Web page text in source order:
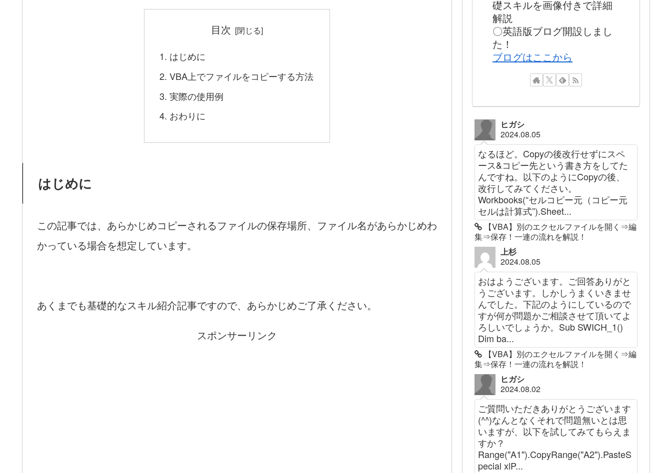
目次
はじめに
VBA上でファイルをコピーする方法
実際の使用例
おわりに
はじめに
この記事では、あらかじめコピーされるファイルの保存場所、ファイル名があらかじめわ
かっている場合を想定しています。
あくまでも基礎的なスキル紹介記事ですので、あらかじめご了承ください。
スポンサーリンク
礎スキルを画像付きで詳細
解説
〇英語版ブログ開設しまし
た！
ブログはここから
ヒガシ
2024.08.05
なるほど。Copyの後改行せずにスペ
ース&コピー先という書き方をしてた
んですね。以下のようにCopyの後、
改行してみてください。
Workbooks(“セルコピー元（コピー元
セルは計算式”).Sheet...
【VBA】別のエクセルファイルを開く⇒編
集⇒保存！一連の流れを解説！
上杉
2024.08.05
おはようございます。ご回答ありがと
うございます。しかしうまくいきませ
んでした。下記のようにしているので
すが何が問題かご相談させて頂いてよ
ろしいでしょうか。Sub SWICH_1()
Dim ba...
【VBA】別のエクセルファイルを開く⇒編
集⇒保存！一連の流れを解説！
ヒガシ
2024.08.02
ご質問いただきありがとうございます
(^^)なんとなくそれで問題無いとは思
いますが、以下を試してみてもらえま
すか？
Range("A1").CopyRange("A2").PasteS
pecial xlP...